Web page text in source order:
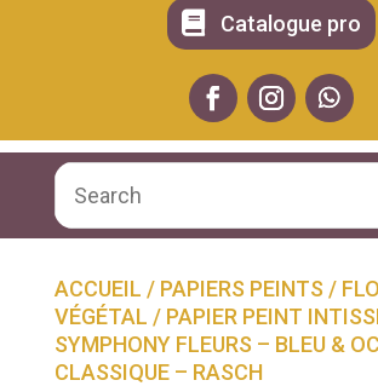
 Catalogue pro
ACCUEIL / PAPIERS PEINTS /
VÉGÉTAL / PAPIER PEINT
SYMPHONY FLEURS – BLEU &
CLASSIQUE – RASCH